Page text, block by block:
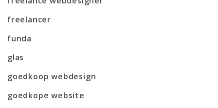
freelancer
funda
glas
goedkoop webdesign
goedkope website